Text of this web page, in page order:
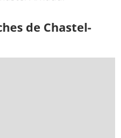
de Chastel-